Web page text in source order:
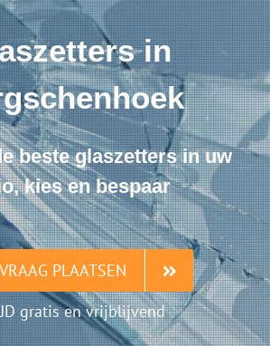
in
beste glaszetters in uw
kies en bespaar
PLAATSEN
gratis en vrijblijvend